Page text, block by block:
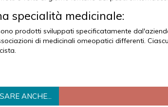
specialità medicinale:
prodotti sviluppati specificatamente
di medicinali omeopatici differenti.
ANCHE...